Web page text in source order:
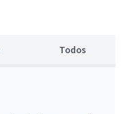
Todos